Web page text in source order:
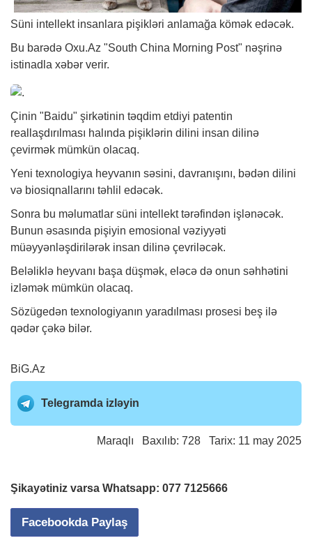
Süni intellekt insanlara pişikləri anlamağa kömək edəcək.
Bu barədə Oxu.Az "South China Morning Post" nəşrinə
istinadla xəbər verir.
Çinin "Baidu" şirkətinin təqdim etdiyi patentin
reallaşdırılması halında pişiklərin dilini insan dilinə
çevirmək mümkün olacaq.
Yeni texnologiya heyvanın səsini, davranışını, bədən dilini
və biosiqnallarını təhlil edəcək.
Sonra bu məlumatlar süni intellekt tərəfindən işlənəcək.
Bunun əsasında pişiyin emosional vəziyyəti
müəyyənləşdirilərək insan dilinə çevriləcək.
Beləliklə heyvanı başa düşmək, eləcə də onun səhhətini
izləmək mümkün olacaq.
Sözügedən texnologiyanın yaradılması prosesi beş ilə
qədər çəkə bilər.
BiG.Az
Telegramda izləyin
Maraqlı Baxılıb: 728 Tarix: 11 may 2025
Şikayətiniz varsa Whatsapp: 077 7125666
Facebookda Paylaş